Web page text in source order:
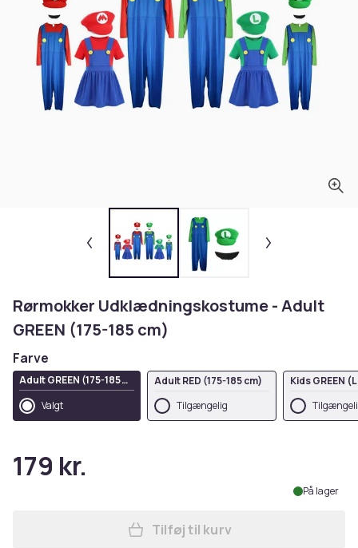
Rørmokker Udklædningskostume - Adult
GREEN (175-185 cm)
Farve
Adult GREEN (175-185
cm)
Valgt
Adult RED (175-185 cm)
Tilgængelig
Kids GREEN
179 kr.
På lager
Læg Rørmokker
Tilføj til kurv